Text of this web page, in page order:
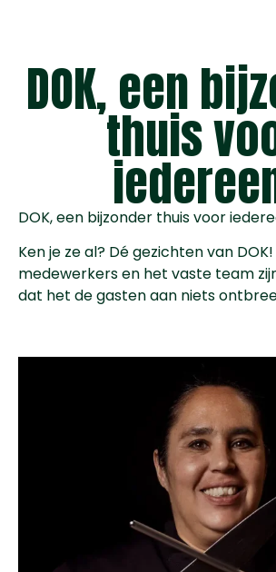
DOK, een
thuis
DOK, een bijzonder thuis voor
Ken je ze al? Dé gezichten van
medewerkers en het vaste team
dat het de gasten aan niets